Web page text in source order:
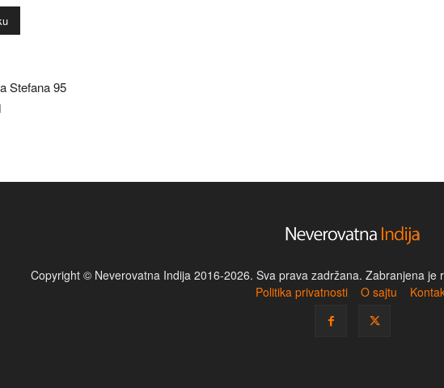
Stefana 95
Copyright © Neverovatna Indija 2016-2026. Sva prava zadržana. Zabranjena je
Politika privatnosti
O sajtu